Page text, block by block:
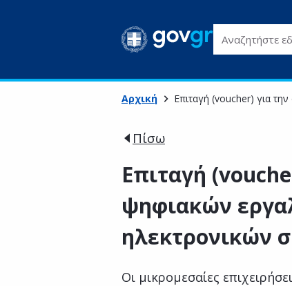
Αναζητήστε
Αρχική Επιταγή (voucher) για
Πίσω
Επιταγή
ψηφιακών
ηλεκτρονικών
Οι μικρομεσαίες